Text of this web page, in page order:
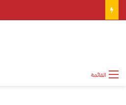
القائمة